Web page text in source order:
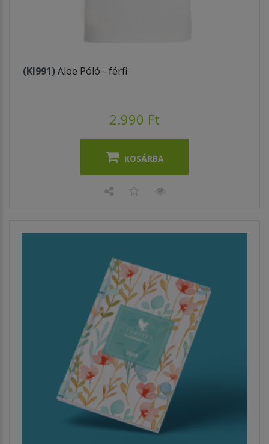
(KI991)Aloe Póló - férfi
2.990 Ft
KOSÁRBA